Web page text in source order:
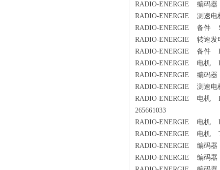
RADIO-ENERGIE 编码器
RADIO-ENERGIE 测速
RADIO-ENERGIE 备件
RADIO-ENERGIE 转速发
RADIO-ENERGIE 备件
RADIO-ENERGIE 电机
RADIO-ENERGIE 编码器
RADIO-ENERGIE 测速电
RADIO-ENERGIE 电机
265661033
RADIO-ENERGIE 电机
RADIO-ENERGIE 电机
RADIO-ENERGIE 编码器
RADIO-ENERGIE 编码器